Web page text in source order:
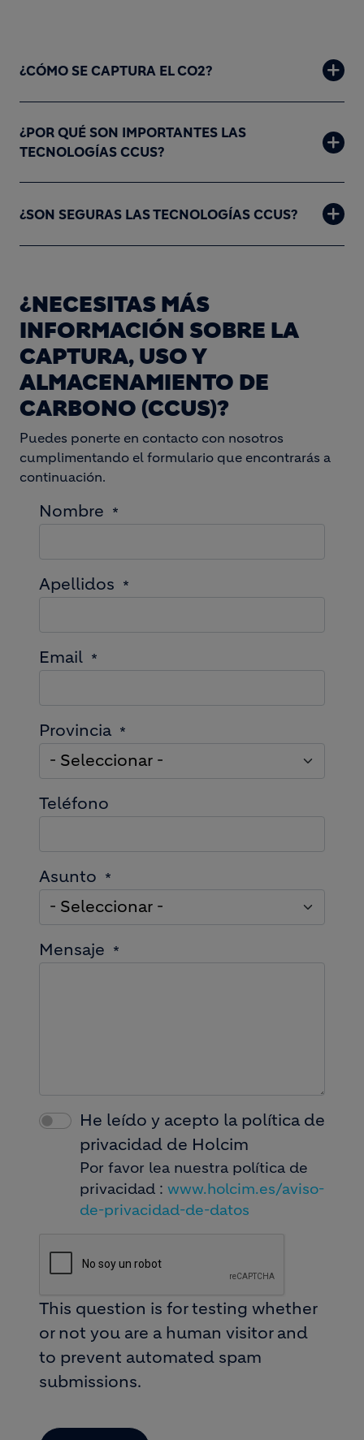
¿CÓMO SE CAPTURA EL CO2?
¿POR QUÉ SON IMPORTANTES LAS
TECNOLOGÍAS CCUS?
¿SON SEGURAS LAS TECNOLOGÍAS CCUS?
¿NECESITAS MÁS
INFORMACIÓN SOBRE LA
CAPTURA, USO Y
ALMACENAMIENTO DE
CARBONO (CCUS)?
Puedes ponerte en contacto con nosotros
cumplimentando el formulario que encontrarás a
continuación.
Nombre
Apellidos
Email
Provincia
Teléfono
Asunto
Mensaje
He leído y acepto la política de
privacidad de Holcim
Por favor lea nuestra política de
privacidad : www.holcim.es/aviso-
de-privacidad-de-datos
This question is for testing whether
or not you are a human visitor and
to prevent automated spam
submissions.